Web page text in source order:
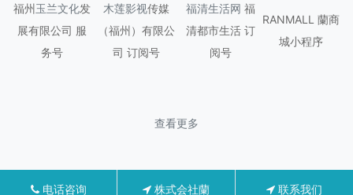
福州玉兰文化发
展有限公司 服
务号
木莲影视传媒
（福州）有限公
司 订阅号
福清生活网 福
清都市生活 订
阅号
RANMALL 蘭商
城小程序
查看更多
电话咨询 株式会社蘭 联系我们